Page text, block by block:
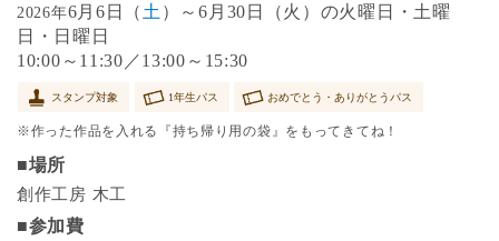
2026年6月6日（ 土 ）～6月30日（火）の火曜日・土曜
日・日曜日
10:00～11:30／13:00～15:30
スタンプ対象 1年生パス おめでとう・ありがとうパス
※作った作品を入れる『持ち帰り用の袋』をもってきてね！
■場所
創作工房 木工
■参加費